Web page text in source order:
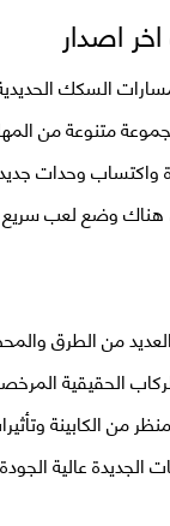
السكك
متنوعة من
وحدات
هناك وضع لعب سريع
من الطرق
الحقيقية
من الكابينة
عالية